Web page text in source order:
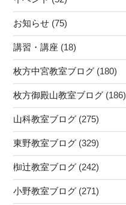
小
野
教
室
【小
野
小・
醍
醐
小・
北
醍
醐
小・
ョ
ン
お知らせ (75)
講習・講座 (18)
枚方中宮教室ブログ (180)
枚方御殿山教室ブログ (186)
山科教室ブログ (275)
東野教室ブログ (329)
椥辻教室ブログ (242)
小野教室ブログ (271)